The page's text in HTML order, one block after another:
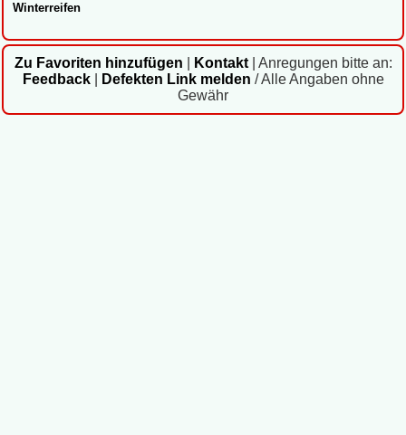
Winterreifen
Zu Favoriten hinzufügen Kontakt| Anregungen bitte an:
Feedback| Defekten Link melden / Alle Angaben ohne
Gewähr